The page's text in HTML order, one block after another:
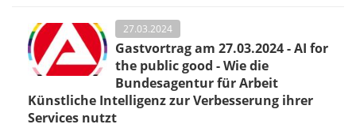
27.03.2024
Gastvortrag am 27.03.2024 - AI for
the public good - Wie die
Bundesagentur für Arbeit
Künstliche Intelligenz zur Verbesserung ihrer
Services nutzt